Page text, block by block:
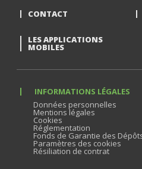
CONTACT
LES APPLICATIONS
MOBILES
INFORMATIONS LÉGALES
Données personnelles
Mentions légales
Cookies
Réglementation
Fonds de Garantie des
Paramètres des cookies
Résiliation de contrat